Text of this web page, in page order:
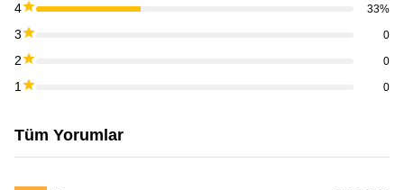
4 33%
3 0
2 0
1 0
Tüm Yorumlar